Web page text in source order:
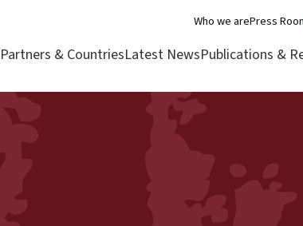
Who we arePress
Partners & CountriesLatest NewsPublications &